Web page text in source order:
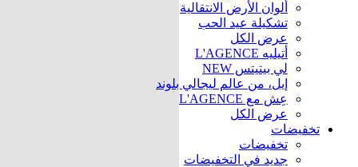
ألوان الأرض الانتقالية
تشكيلة عيد الحب
عرض الكل
أتيليه L'AGENCE
لي بيتيتس NEW
إيل، من عالم ليجالي بلوند
عِش مع L'AGENCE
عرض الكل
تخفيضات
تخفيضات
جديد في التخفيضات